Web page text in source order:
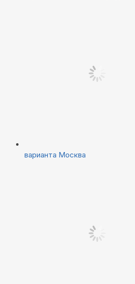
варианта Москва